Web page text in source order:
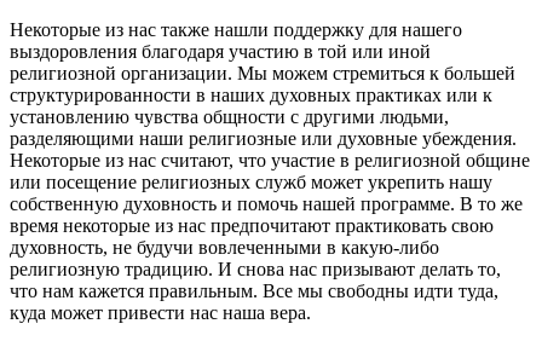
Некоторые из нас также нашли поддержку для нашего
выздоровления благодаря участию в той или иной
религиозной организации. Мы можем стремиться к большей
структурированности в наших духовных практиках или к
установлению чувства общности с другими людьми,
разделяющими наши религиозные или духовные убеждения.
Некоторые из нас считают, что участие в религиозной общине
или посещение религиозных служб может укрепить нашу
собственную духовность и помочь нашей программе. В то же
время некоторые из нас предпочитают практиковать свою
духовность, не будучи вовлеченными в какую-либо
религиозную традицию. И снова нас призывают делать то,
что нам кажется правильным. Все мы свободны идти туда,
куда может привести нас наша вера.